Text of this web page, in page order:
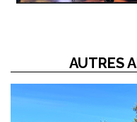
AUTRES